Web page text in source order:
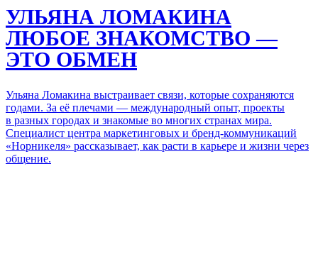
УЛЬЯНА ЛОМАКИНА
ЛЮБОЕ ЗНАКОМСТВО —
ЭТО ОБМЕН
Ульяна Ломакина выстраивает связи, которые сохраняются
годами. За её плечами — международный опыт, проекты
в разных городах и знакомые во многих странах мира.
Специалист центра маркетинговых и бренд-коммуникаций
«Норникеля» рассказывает, как расти в карьере и жизни через
общение.